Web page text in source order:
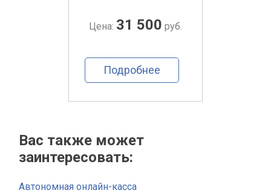
Цена: 31 500 руб.
Подробнее
Вас также может
заинтересовать:
Автономная онлайн-касса